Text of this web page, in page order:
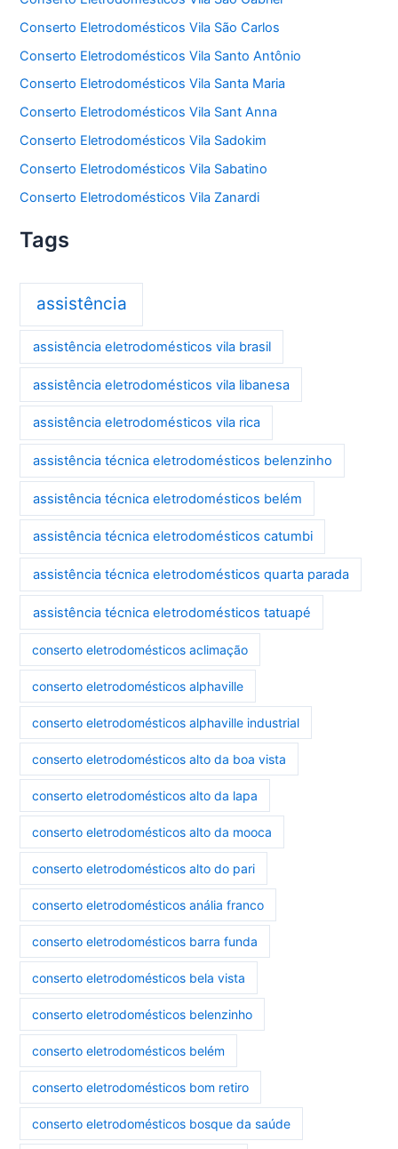
Conserto Eletrodomésticos Vila São Carlos
Conserto Eletrodomésticos Vila Santo Antônio
Conserto Eletrodomésticos Vila Santa Maria
Conserto Eletrodomésticos Vila Sant Anna
Conserto Eletrodomésticos Vila Sadokim
Conserto Eletrodomésticos Vila Sabatino
Conserto Eletrodomésticos Vila Zanardi
Tags
assistência
assistência eletrodomésticos vila brasil
assistência eletrodomésticos vila libanesa
assistência eletrodomésticos vila rica
assistência técnica eletrodomésticos belenzinho
assistência técnica eletrodomésticos belém
assistência técnica eletrodomésticos catumbi
assistência técnica eletrodomésticos quarta parada
assistência técnica eletrodomésticos tatuapé
conserto eletrodomésticos aclimação
conserto eletrodomésticos alphaville
conserto eletrodomésticos alphaville industrial
conserto eletrodomésticos alto da boa vista
conserto eletrodomésticos alto da lapa
conserto eletrodomésticos alto da mooca
conserto eletrodomésticos alto do pari
conserto eletrodomésticos anália franco
conserto eletrodomésticos barra funda
conserto eletrodomésticos bela vista
conserto eletrodomésticos belenzinho
conserto eletrodomésticos belém
conserto eletrodomésticos bom retiro
conserto eletrodomésticos bosque da saúde